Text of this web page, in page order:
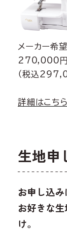
メーカー希
270,000円
（税込
詳細はこちら
生地申
お申し込み
お好きな
け。